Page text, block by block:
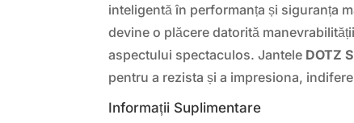
inteligentă în performanța și siguranța
devine o plăcere datorită
aspectului spectaculos. Jantele DOTZ
pentru a rezista și a impresiona,
Informații Suplimentare